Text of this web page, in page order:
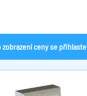
zobrazení ceny se přihlaste